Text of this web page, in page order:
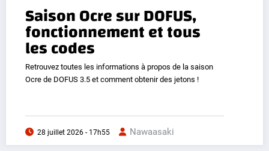
Saison Ocre sur DOFUS,
fonctionnement et tous
les codes
Retrouvez toutes les informations à propos de la saison
Ocre de DOFUS 3.5 et comment obtenir des jetons !
28 juillet 2026 - 17h55 Nawaasaki